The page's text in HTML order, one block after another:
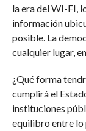
la era del WI-FI,
información
posible. La
cualquier lugar,
¿Qué forma
cumplirá el
instituciones
equilibro entre lo